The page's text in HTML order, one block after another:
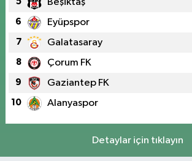
6 Eyüpspor
7 Galatasaray
8 Çorum FK
9 Gaziantep FK
10 Alanyaspor
Detaylar için tıklayın